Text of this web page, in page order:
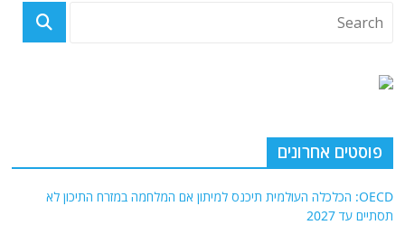
פוסטים אחרונים
OECD: הכלכלה העולמית תיכנס למיתון אם המלחמה במזרח התיכון לא
תסתיים עד 2027